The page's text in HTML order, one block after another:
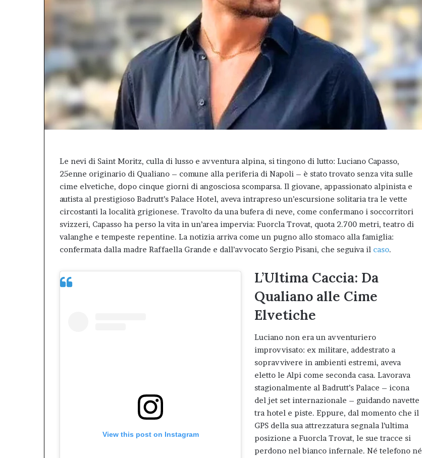
Le nevi di Saint Moritz, culla di lusso e avventura alpina, si tingono di lutto: Luciano Capasso,
25enne originario di Qualiano – comune alla periferia di Napoli – è stato trovato senza vita sulle
cime elvetiche, dopo cinque giorni di angosciosa scomparsa. Il giovane, appassionato alpinista e
autista al prestigioso Badrutt’s Palace Hotel, aveva intrapreso un’escursione solitaria tra le vette
circostanti la località grigionese. Travolto da una bufera di neve, come confermano i soccorritori
svizzeri, Capasso ha perso la vita in un’area impervia: Fuorcla Trovat, quota 2.700 metri, teatro di
valanghe e tempeste repentine. La notizia arriva come un pugno allo stomaco alla famiglia:
confermata dalla madre Raffaella Grande e dall’avvocato Sergio Pisani, che seguiva il caso.
View this post on Instagram
L’Ultima Caccia: Da
Qualiano alle Cime
Elvetiche
Luciano non era un avventuriero
improvvisato: ex militare, addestrato a
sopravvivere in ambienti estremi, aveva
eletto le Alpi come seconda casa. Lavorava
stagionalmente al Badrutt’s Palace – icona
del jet set internazionale – guidando navette
tra hotel e piste. Eppure, dal momento che il
GPS della sua attrezzatura segnala l’ultima
posizione a Fuorcla Trovat, le sue tracce si
perdono nel bianco infernale. Né telefono né
dell’Afm
come
patrimonio
pubblico
della
città.”.
gremita
per
Inno99